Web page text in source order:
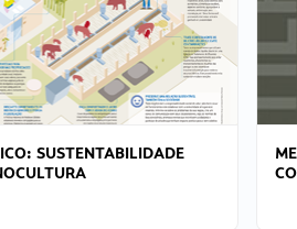
SUSTENTABILIDADE